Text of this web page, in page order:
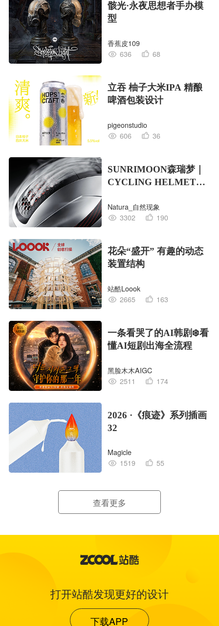
骸光·永夜思想者手办模
型
香蕉皮109
636
68
立吞 柚子大米IPA 精酿
啤酒包装设计
pigeonstudio
606
36
SUNRIMOON森瑞梦｜
CYCLING HELMET
Natura_自然现象
3302
190
花朵“盛开” 有趣的动态
装置结构
站酷Loook
2665
163
一条看哭了的AI韩剧❄️看
懂AI短剧出海全流程
黑脸木木AIGC
2511
174
2026 ·《痕迹》系列插画
32
Magicle
1519
55
查看更多
打开站酷发现更好的设计
下载APP